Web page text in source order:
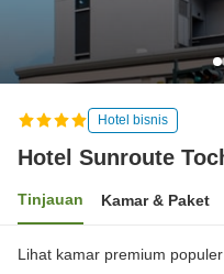
Hotel bisnis
Hotel Sunroute
Tinjauan Kamar & Paket
Lihat kamar premium